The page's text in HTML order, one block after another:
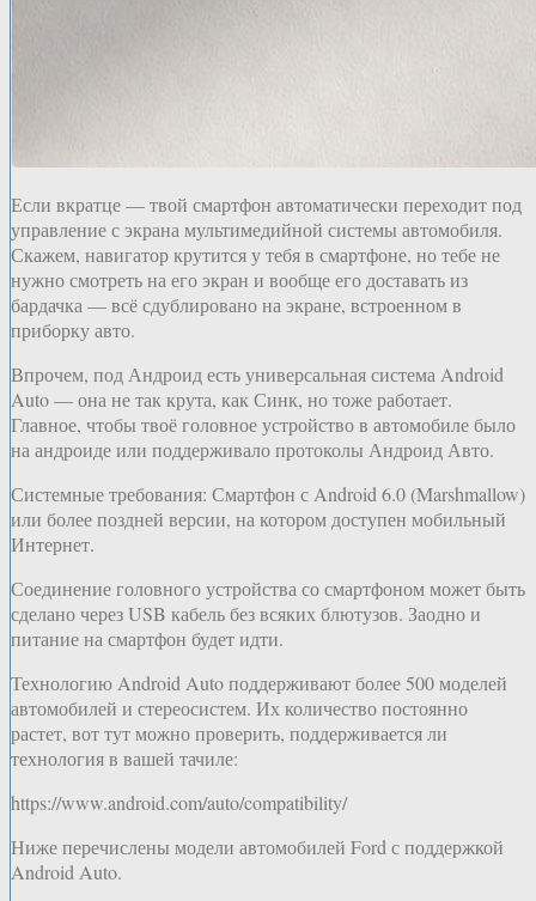
Если вкратце — твой смартфон автоматически переходит под
управление с экрана мультимедийной системы автомобиля.
Скажем, навигатор крутится у тебя в смартфоне, но тебе не
нужно смотреть на его экран и вообще его доставать из
бардачка — всё сдублировано на экране, встроенном в
приборку авто.
Впрочем, под Андроид есть универсальная система Android
Auto — она не так крута, как Синк, но тоже работает.
Главное, чтобы твоё головное устройство в автомобиле было
на андроиде или поддерживало протоколы Андроид Авто.
Системные требования: Смартфон с Android 6.0 (Marshmallow)
или более поздней версии, на котором доступен мобильный
Интернет.
Соединение головного устройства со смартфоном может быть
сделано через USB кабель без всяких блютузов. Заодно и
питание на смартфон будет идти.
Технологию Android Auto поддерживают более 500 моделей
автомобилей и стереосистем. Их количество постоянно
растет, вот тут можно проверить, поддерживается ли
технология в вашей тачиле:
https://www.android.com/auto/compatibility/
Ниже перечислены модели автомобилей Ford с поддержкой
Android Auto.